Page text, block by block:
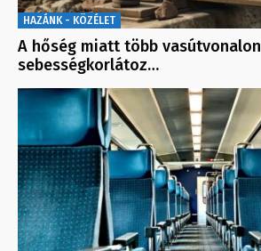
HAZÁNK - KÖZÉLET
A hőség miatt több vasútvonalon
sebességkorlátoz…